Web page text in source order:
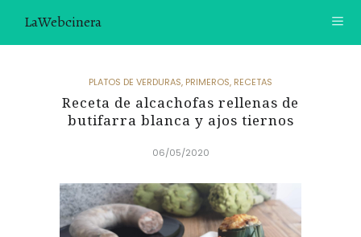
LaWebcinera
VIDEORECETAS
SOBRE MÍ
¿TE GUSTARÍA UNIRTE A NUESTRA AVENTURA GASTRON
ÓMICA?
PLATOS DE VERDURAS, PRIMEROS, RECETAS
Receta de alcachofas rellenas de
butifarra blanca y ajos tiernos
06/05/2020